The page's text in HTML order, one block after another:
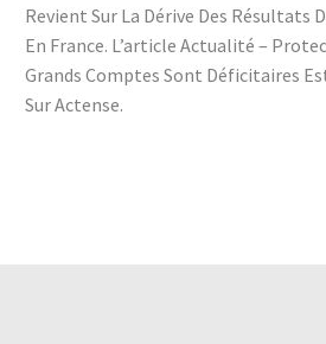
Revient Sur La Dérive Des Résultats
En France. L’article Actualité –
Grands Comptes Sont Déficitaires
Sur Actense.